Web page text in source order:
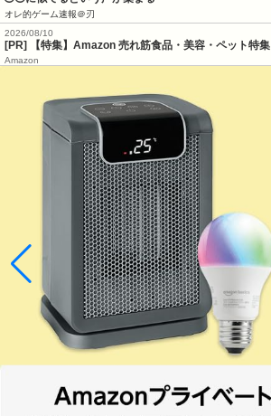
オレ的ゲーム速報＠刃
2026/08/10
[PR] 【特集】Amazon 売れ筋食品・美容・ペット特集
Amazon